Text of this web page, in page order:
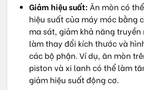
Giảm hiệu suất: Ăn mòn có
hiệu suất của máy móc bằng
ma sát, giảm khả năng
làm thay đổi kích thước và
các bộ phận. Ví dụ, ăn mòn
piston và xi lanh có thể làm
giảm hiệu suất động cơ.